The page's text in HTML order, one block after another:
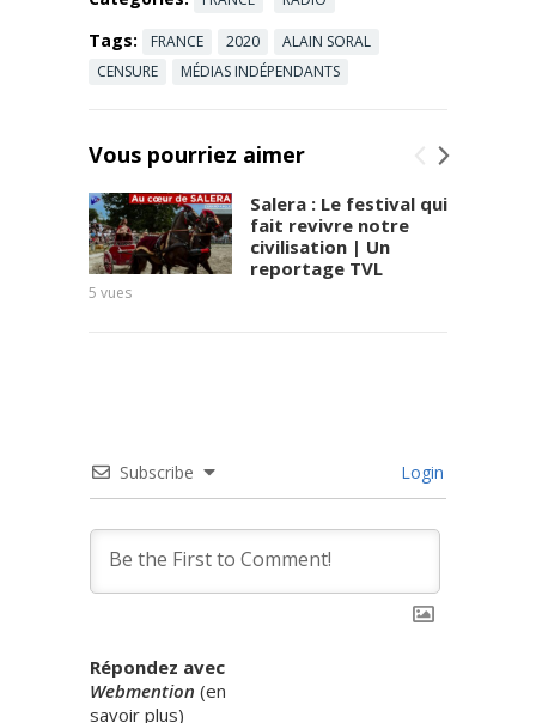
Tags: FRANCE 2020
ALAIN SORAL
CENSURE
MÉDIAS INDÉPENDANTS
Vous pourriez aimer
Salera : Le festival qui
fait revivre notre
civilisation | Un
reportage TVL
5 vues
Subscribe Login
Répondez avec
Webmention (en
savoir plus)